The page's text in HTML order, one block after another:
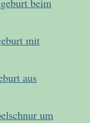
beim
mit
aus
um